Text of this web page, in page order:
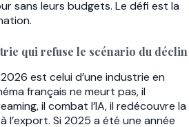
sans leurs budgets. Le défi est la
qui refuse le scénario du déclin
est celui d’une industrie en
français ne meurt pas, il
il combat l’IA, il redécouvre la
l’export. Si 2025 a été une année